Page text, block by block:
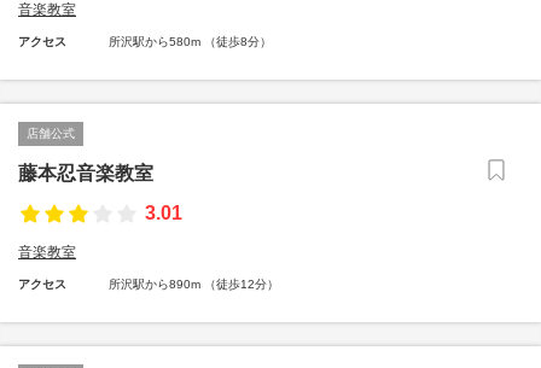
音楽教室
アクセス 所沢駅から580m （徒歩8分）
店舗公式
藤本忍音楽教室
3.01
音楽教室
アクセス 所沢駅から890m （徒歩12分）